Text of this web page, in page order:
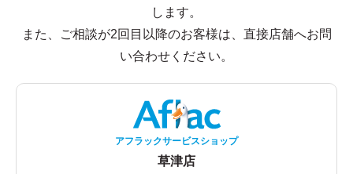
します。
また、ご相談が2回目以降のお客様は、直接店舗へお問
い合わせください。
アフラックサービスショップ
草津店